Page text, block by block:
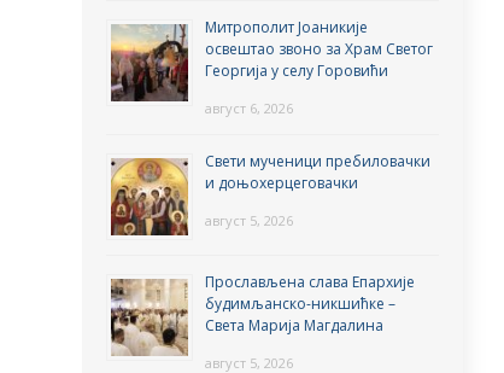
Митрополит Јоаникије
освештао звоно за Храм Светог
Георгија у селу Горовићи
август 6, 2026
Свети мученици пребиловачки
и доњохерцеговачки
август 5, 2026
Прослављена слава Епархије
будимљанско-никшићке –
Света Марија Магдалина
август 5, 2026